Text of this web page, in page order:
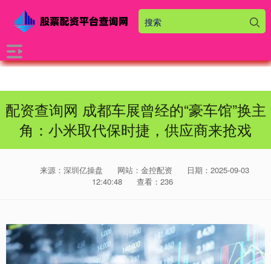
配资查询网 成都车展曾经的“豪车馆”换主
角：小米取代保时捷，供应商来抢戏
来源：深圳亿操盘 网站：金控配资
日期：2025-09-03
12:40:48
查看：236